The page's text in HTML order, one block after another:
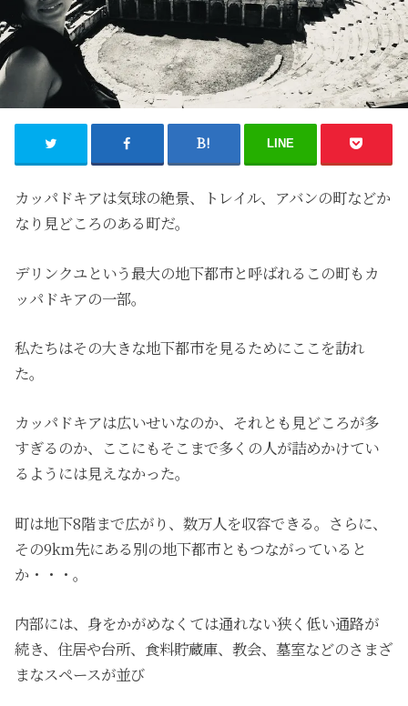
LINE
カッパドキアは気球の絶景、トレイル、アバンの町などか
なり見どころのある町だ。
デリンクユという最大の地下都市と呼ばれるこの町もカ
ッパドキアの一部。
私たちはその大きな地下都市を見るためにここを訪れ
た。
カッパドキアは広いせいなのか、それとも見どころが多
すぎるのか、ここにもそこまで多くの人が詰めかけてい
るようには見えなかった。
町は地下8階まで広がり、数万人を収容できる。さらに、
その9km先にある別の地下都市ともつながっていると
か・・・。
内部には、身をかがめなくては通れない狭く低い通路が
続き、住居や台所、食料貯蔵庫、教会、墓室などのさまざ
まなスペースが並び